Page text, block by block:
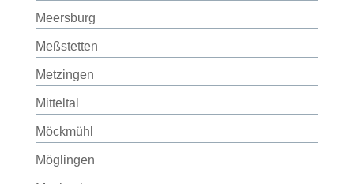
Meersburg
Meßstetten
Metzingen
Mitteltal
Möckmühl
Möglingen